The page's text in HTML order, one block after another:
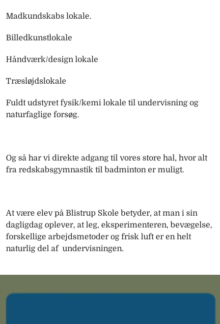
Madkundskabs lokale.
Billedkunstlokale
Håndværk/design lokale
Træsløjdslokale
Fuldt udstyret fysik/kemi lokale til undervisning og
naturfaglige forsøg.
Og så har vi direkte adgang til vores store hal, hvor alt
fra redskabsgymnastik til badminton er muligt.
At være elev på Blistrup Skole betyder, at man i sin
dagligdag oplever, at leg, eksperimenteren, bevægelse,
forskellige arbejdsmetoder og frisk luft er en helt
naturlig del af undervisningen.